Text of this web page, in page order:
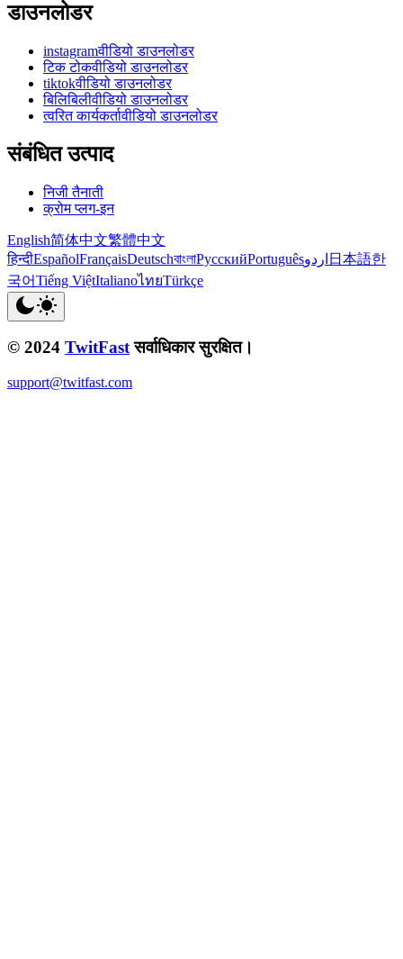
डाउनलोडर
instagramवीडियो डाउनलोडर
टिक टोकवीडियो डाउनलोडर
tiktokवीडियो डाउनलोडर
बिलिबिलीवीडियो डाउनलोडर
त्वरित कार्यकर्तावीडियो डाउनलोडर
संबंधित उत्पाद
निजी तैनाती
क्रोम प्लग-इन
English简体中文繁體中文
हिन्दीEspañolFrançaisDeutschবাংলাРусскийPortuguêsاردو 日本語한
국어Tiếng ViệtItalianoไทยTürkçe
© 2024 TwitFast सर्वाधिकार सुरक्षित।
support@twitfast.com